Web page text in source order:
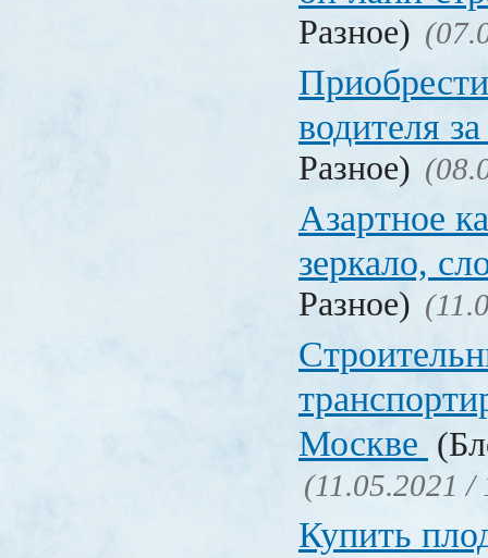
Разное)
водителя
Разное)
Азартное
зеркало,
Разное)
Москве
(11.05.2021 /
Купить